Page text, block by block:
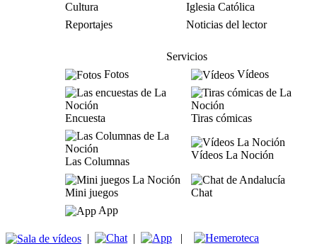
Cultura
Iglesia Católica
Reportajes
Noticias del lector
Servicios
Fotos
Vídeos
Encuesta Tiras cómicas
Las Columnas
Vídeos La Noción
Mini juegos
Chat
App
| | |